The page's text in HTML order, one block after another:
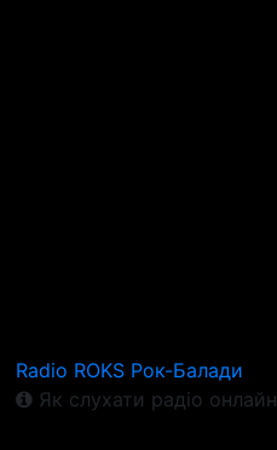
Radio ROKS Рок-Балади
Як слухати радіо онлайн